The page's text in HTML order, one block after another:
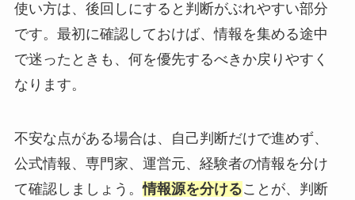
使い方は、後回しにすると判断がぶれやすい部分
です。最初に確認しておけば、情報を集める途中
で迷ったときも、何を優先するべきか戻りやすく
なります。
不安な点がある場合は、自己判断だけで進めず、
公式情報、専門家、運営元、経験者の情報を分け
て確認しましょう。情報源を分けることが、判断